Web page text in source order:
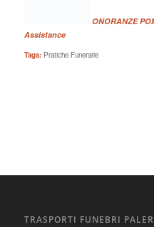
ONORANZE
Assistance
Tags: Pratiche Funerarie
TRASPORTI FUNEBRI